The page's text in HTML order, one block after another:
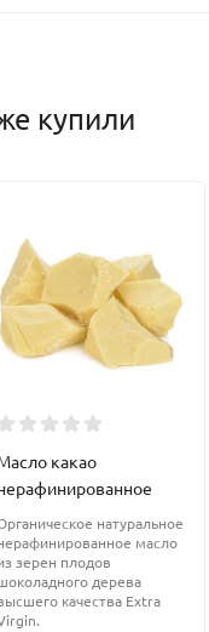
купили
какао
натуральное
масло
зерен плодов
дерева
качества Extra